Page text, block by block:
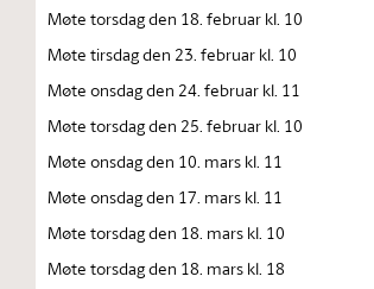
Møte torsdag den 18. februar kl. 10
Møte tirsdag den 23. februar kl. 10
Møte onsdag den 24. februar kl. 11
Møte torsdag den 25. februar kl. 10
Møte onsdag den 10. mars kl. 11
Møte onsdag den 17. mars kl. 11
Møte torsdag den 18. mars kl. 10
Møte torsdag den 18. mars kl. 18